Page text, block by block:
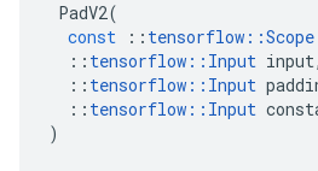
PadV2(
const
:: tensorflow ::Scope
:: tensorflow :: Input input,
:: tensorflow :: Input
:: tensorflow :: Input
)